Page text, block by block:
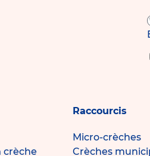
crèche
Raccourcis
Micro-crèches
Crèches